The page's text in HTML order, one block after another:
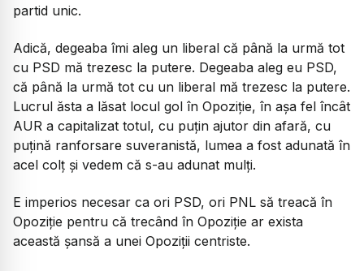
partid unic.
Adică, degeaba îmi aleg un liberal că până la urmă tot
cu PSD mă trezesc la putere. Degeaba aleg eu PSD,
că până la urmă tot cu un liberal mă trezesc la putere.
Lucrul ăsta a lăsat locul gol în Opoziție, în așa fel încât
AUR a capitalizat totul, cu puțin ajutor din afară, cu
puțină ranforsare suveranistă, lumea a fost adunată în
acel colț și vedem că s-au adunat mulți.
E imperios necesar ca ori PSD, ori PNL să treacă în
Opoziție pentru că trecând în Opoziție ar exista
această șansă a unei Opoziții centriste.